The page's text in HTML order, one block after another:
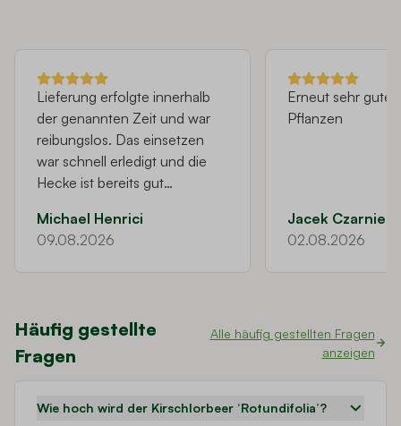
Lieferung erfolgte innerhalb
der genannten Zeit und war
reibungslos. Das einsetzen
war schnell erledigt und die
Hecke ist bereits gut
Michael Henrici
09.08.2026
Erneut sehr gute
Pflanzen
Jacek
02.08.2026
Häufig gestellte
Fragen
Alle häufig gestellten Fragen
anzeigen
Wie hoch wird der Kirschlorbeer ‘Rotundifolia’?